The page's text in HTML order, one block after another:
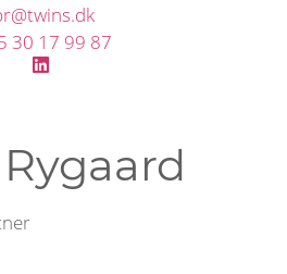
30 17 99 87